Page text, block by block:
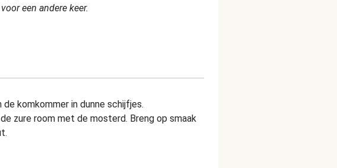
een andere keer.
de komkommer in dunne schijfjes.
zure room met de mosterd. Breng op smaak